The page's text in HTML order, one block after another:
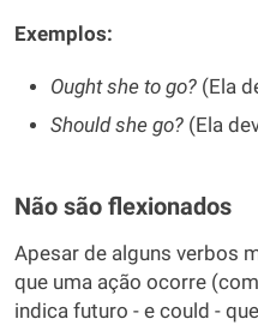
Exemplos:
Ought she to go? (Ela
Should she go? (Ela
Não são flexionados
Apesar de alguns verbos
que uma ação ocorre
indica futuro - e could -